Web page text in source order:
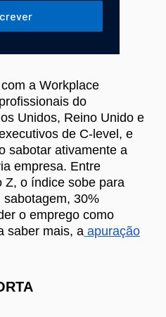
a Workplace
do
Unidos, Reino Unido e
de C-level, e
sabotar ativamente a
empresa. Entre
Z, o índice sobe para
30%
o emprego como
saber mais, a apuração